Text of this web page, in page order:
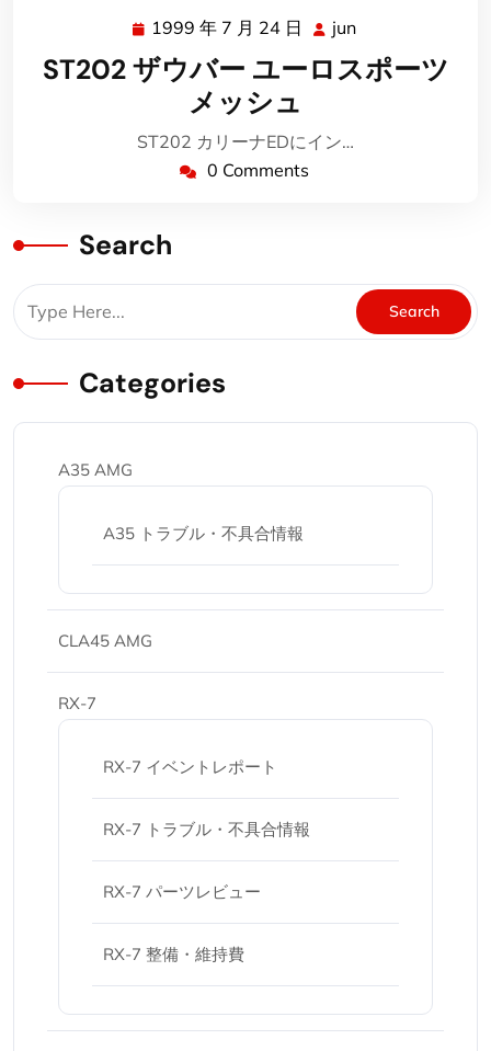
1999 年 7 月 24 日 1999
年
7
24
jun
ST202 ザウバー ユーロスポーツ
メッシュ
ST202 カリーナEDにイン…
0 Comments
Search
Categories
A35 AMG
A35 トラブル・不具合情報
CLA45 AMG
RX-7
RX-7 イベントレポート
RX-7 トラブル・不具合情報
RX-7 パーツレビュー
RX-7 整備・維持費